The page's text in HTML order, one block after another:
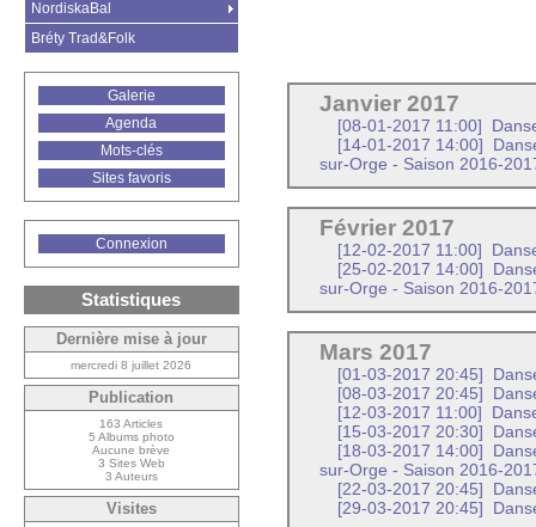
Janvier 2017
[08-01-2017 11:00]
[14-01-2017 14:00]
sur-Orge - Saison 2016-
Février 2017
[12-02-2017 11:00]
[25-02-2017 14:00]
sur-Orge - Saison 2016-
Mars 2017
[01-03-2017 20:45]
[08-03-2017 20:45]
[12-03-2017 11:00]
[15-03-2017 20:30]
[18-03-2017 14:00]
sur-Orge - Saison 2016-
[22-03-2017 20:45]
[29-03-2017 20:45]
NordiskaBal
Bréty Trad&Folk
Galerie
Agenda
Mots-clés
Sites favoris
Connexion
Statistiques
Dernière mise à jour
mercredi 8 juillet 2026
Publication
163 Articles
5 Albums photo
Aucune brève
3 Sites Web
3 Auteurs
Visites